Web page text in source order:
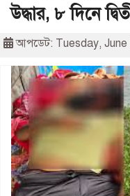
উদ্ধার, ৮ দিনে
আপডেট: Tuesday,